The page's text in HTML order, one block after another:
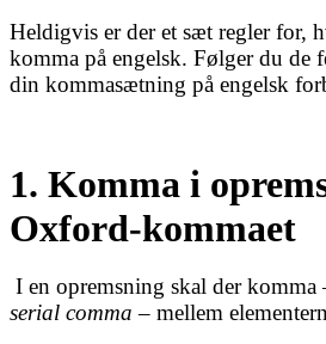
Heldigvis er der et sæt regler for,
komma på engelsk. Følger du de
din kommasætning på engelsk
1. Komma i
Oxford-kommaet
I en opremsning skal der komma
serial comma – mellem